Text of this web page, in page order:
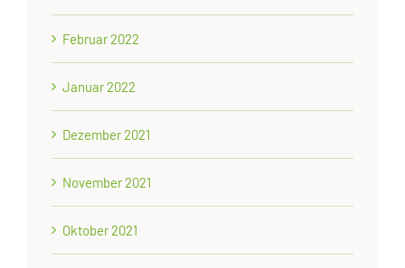
Februar 2022
Januar 2022
Dezember 2021
November 2021
Oktober 2021